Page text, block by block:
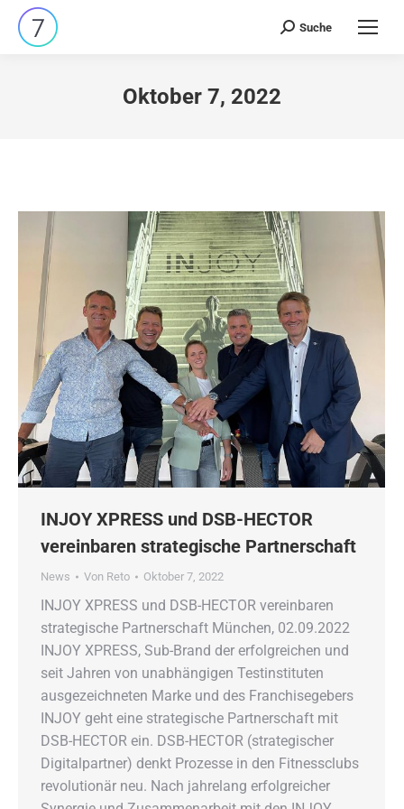
Search:
Suche
Oktober 7, 2022
INJOY XPRESS und DSB-HECTOR
vereinbaren strategische Partnerschaft
News Von Reto Oktober 7, 2022
INJOY XPRESS und DSB-HECTOR vereinbaren
strategische Partnerschaft München, 02.09.2022
INJOY XPRESS, Sub-Brand der erfolgreichen und
seit Jahren von unabhängigen Testinstituten
ausgezeichneten Marke und des Franchisegebers
INJOY geht eine strategische Partnerschaft mit
DSB-HECTOR ein. DSB-HECTOR (strategischer
Digitalpartner) denkt Prozesse in den Fitnessclubs
revolutionär neu. Nach jahrelang erfolgreicher